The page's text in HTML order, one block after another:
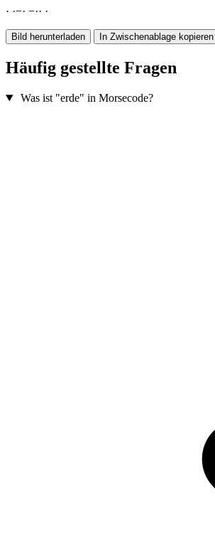
· ·−· −·· ·
Bild herunterladen In Zwischenablage kopieren
Häufig gestellte Fragen
Was ist "erde" in Morsecode?